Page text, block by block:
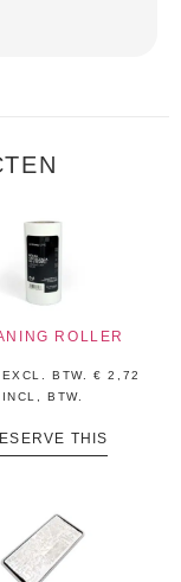
ROLLER
EXCL. BTW.€ 2,72
INCL, BTW.
THIS